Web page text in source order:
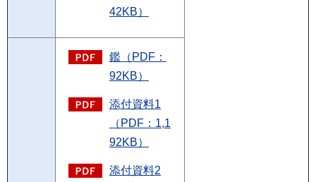
42KB）
鑑（PDF：
92KB）
添付資料1
（PDF：1,1
92KB）
添付資料2